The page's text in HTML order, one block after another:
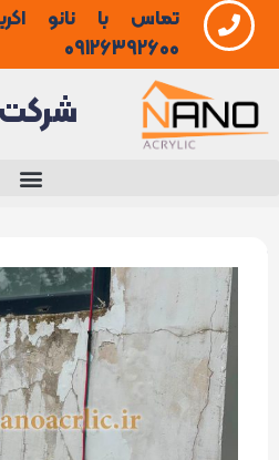
رفتن
به
محتوا
09126392600
شرکت
دلیل
آسیب
دیدگی
عایق